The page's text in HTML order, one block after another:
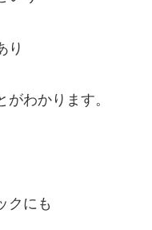
り
わかります。
クにも